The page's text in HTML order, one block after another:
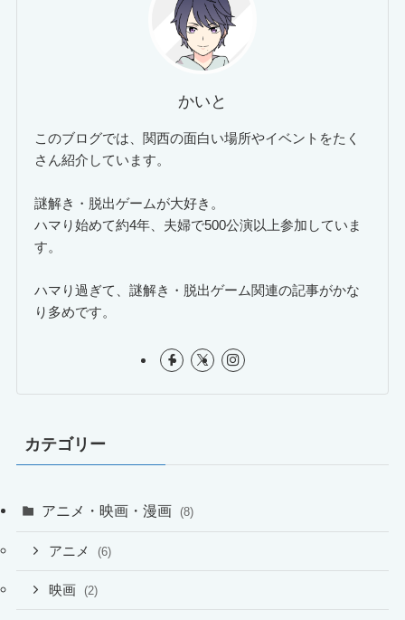
かいと
このブログでは、関西の面白い場所やイベントをたく
さん紹介しています。
謎解き・脱出ゲームが大好き。
ハマり始めて約4年、夫婦で500公演以上参加していま
す。
ハマり過ぎて、謎解き・脱出ゲーム関連の記事がかな
り多めです。
カテゴリー
アニメ・映画・漫画 (8)
アニメ (6)
映画 (2)